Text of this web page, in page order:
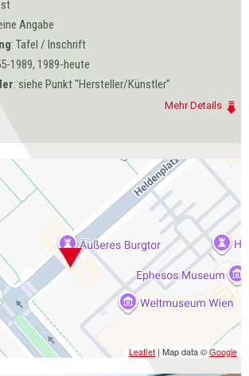
Angabe
: Tafel / Inschrift
1989, 1989-heute
: siehe Punkt "Hersteller/Künstler"
Mehr Details
Leaflet | Map data ©Google